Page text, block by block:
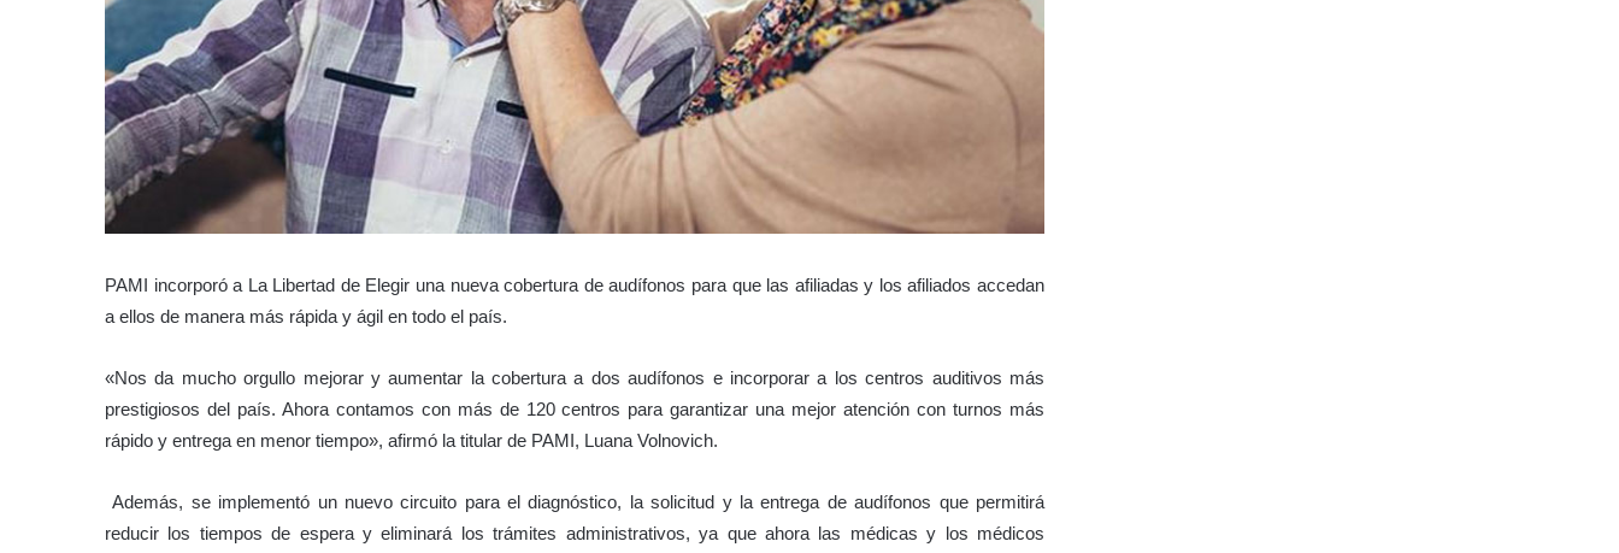
PAMI incorporó a La Libertad de Elegir una nueva cobertura de audífonos para que las afiliadas y los afiliados accedan
a ellos de manera más rápida y ágil en todo el país.
«Nos da mucho orgullo mejorar y aumentar la cobertura a dos audífonos e incorporar a los centros auditivos más
prestigiosos del país. Ahora contamos con más de 120 centros para garantizar una mejor atención con turnos más
rápido y entrega en menor tiempo», afirmó la titular de PAMI, Luana Volnovich.
Además, se implementó un nuevo circuito para el diagnóstico, la solicitud y la entrega de audífonos que permitirá
reducir los tiempos de espera y eliminará los trámites administrativos, ya que ahora las médicas y los médicos